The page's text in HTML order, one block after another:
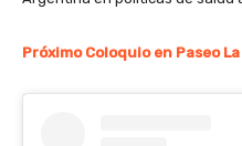
Próximo Coloquio en Paseo